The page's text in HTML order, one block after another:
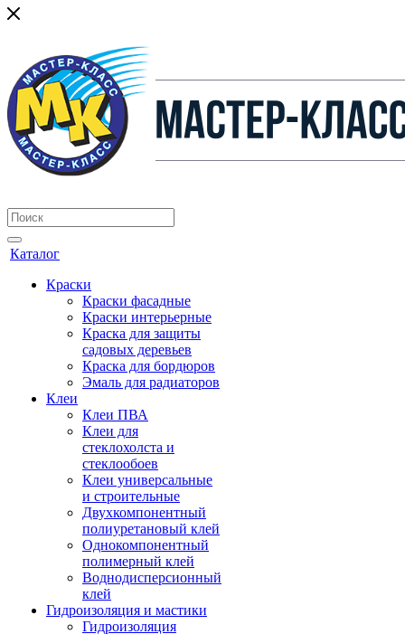
Каталог
Краски
Краски фасадные
Краски интерьерные
Краска для защиты
садовых деревьев
⁠Краска для бордюров
Эмаль для радиаторов
Клеи
Клеи ПВА
Клеи для
стеклохолста и
стеклообоев
Клеи универсальные
и строительные
Двухкомпонентный
полиуретановый клей
Однокомпонентный
полимерный клей
Воднодисперсионный
клей
Гидроизоляция и мастики
Гидроизоляция